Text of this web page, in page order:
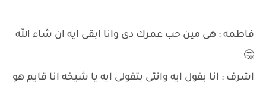
فاطمه : هى مين حب عمرك دى وانا ابقى ايه ان شاء الله
🤔
اشرف : انا بقول ايه وانتى بتقولى ايه يا شيخه انا قايم هو